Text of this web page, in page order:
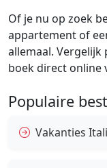
Of je nu op zoek
appartement of
allemaal. Vergelijk
boek direct online
Populaire
Vakanties